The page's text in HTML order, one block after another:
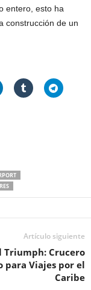
entero, esto ha
construcción de un
Artículo siguiente
Triumph: Crucero
para Viajes por el
Caribe